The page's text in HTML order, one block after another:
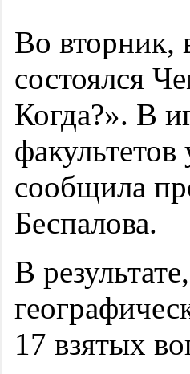
Во вторник,
состоялся
Когда?». В
сообщила
Беспалова.
В
17 взятых